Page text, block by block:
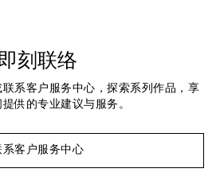
刻联络
系客户服务中心，探索系列作品，享
供的专业建议与服务。
系客户服务中心